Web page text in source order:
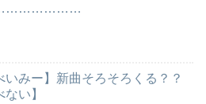
いみー】新曲そろそろくる？？
ない】